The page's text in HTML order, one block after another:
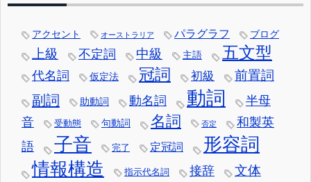
アクセント オーストラリア パラグラフ ブログ
上級 不定詞 中級 主語 五文型
代名詞 仮定法 冠詞 初級
前置詞
副詞
助動詞 動名詞 動詞
半母
音
受動態 句動詞 名詞 否定
和製英
語
子音 完了 定冠詞
形容詞
情報構造
指示代名詞 接辞 文体